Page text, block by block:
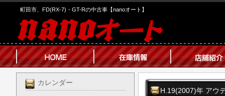
町田市、FD(RX-7)・GT-Rの中古車【nanoオート】
カレンダー
H.19(2007)年 アウ